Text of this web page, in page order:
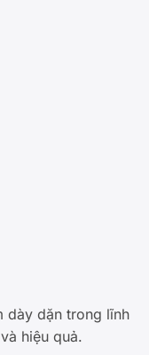
dày dặn trong lĩnh
hiệu quả.